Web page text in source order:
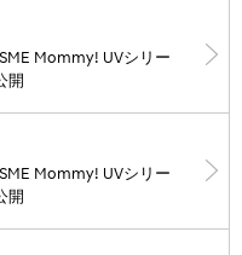
Mommy! UVシリー
開
Mommy! UVシリー
開